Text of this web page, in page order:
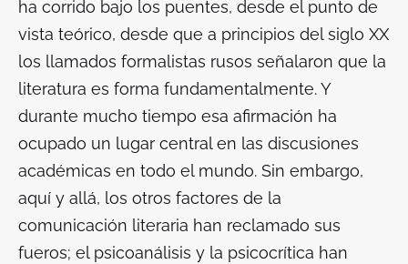
ha corrido bajo los puentes, desde el punto de
vista teórico, desde que a principios del siglo XX
los llamados formalistas rusos señalaron que la
literatura es forma fundamentalmente. Y
durante mucho tiempo esa afirmación ha
ocupado un lugar central en las discusiones
académicas en todo el mundo. Sin embargo,
aquí y allá, los otros factores de la
comunicación literaria han reclamado sus
fueros; el psicoanálisis y la psicocrítica han